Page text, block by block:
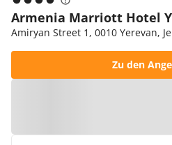
Armenia Marriott Hotel
Amiryan Street 1, 0010 Yerevan,
Zu den